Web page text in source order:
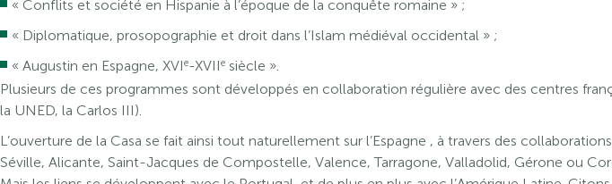
« Conflits et société en Hispanie à l’époque de la conquête romaine » ;
« Diplomatique, prosopographie et droit dans l’Islam médiéval occidental » ;
« Augustin en Espagne, XVIe-XVIIe siècle ».
Plusieurs de ces programmes sont développés en collaboration régulière avec des centres
la UNED, la Carlos III).
L’ouverture de la Casa se fait ainsi tout naturellement sur l’Espagne , à travers des
Séville, Alicante, Saint-Jacques de Compostelle, Valence, Tarragone, Valladolid, Gérone ou